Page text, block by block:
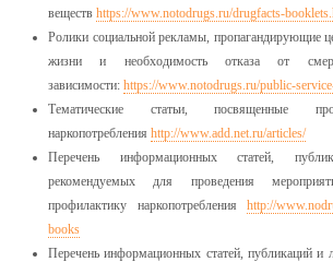
веществ https://www.notodrugs.ru/drugfacts-
Ролики социальной рекламы, пропагандирующие
жизни и необходимость отказа от
зависимости: https://www.notodrugs.ru/public-
Тематические статьи, посвященные
наркопотребления http://www.add.net.ru/articles/
Перечень информационных статей,
рекомендуемых для проведения
профилактику наркопотребления http://
books
Перечень информационных статей, публикаций и